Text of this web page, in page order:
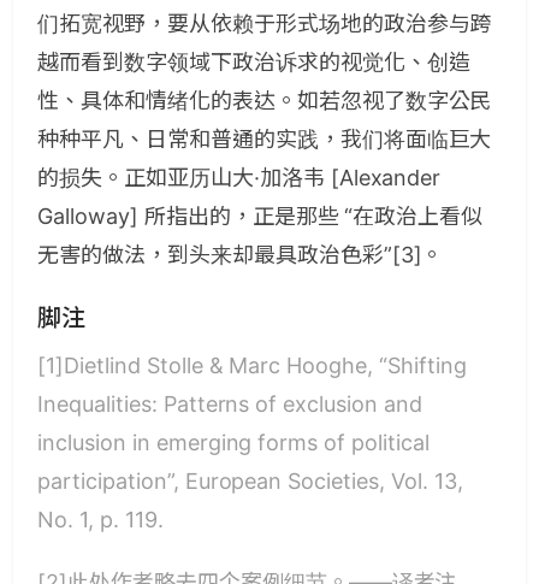
们拓宽视野，要从依赖于形式场地的政治参与跨
越而看到数字领域下政治诉求的视觉化、创造
性、具体和情绪化的表达。如若忽视了数字公民
种种平凡、日常和普通的实践，我们将面临巨大
的损失。正如亚历山大·加洛韦 [Alexander
Galloway] 所指出的，正是那些 “在政治上看似
无害的做法，到头来却最具政治色彩”[3]。
脚注
[1]Dietlind Stolle & Marc Hooghe, “Shifting
Inequalities: Patterns of exclusion and
inclusion in emerging forms of political
participation”, European Societies, Vol. 13,
No. 1, p. 119.